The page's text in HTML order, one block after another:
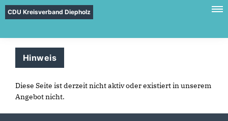
CDU Kreisverband Diepholz
Hinweis
Diese Seite ist derzeit nicht aktiv oder existiert in unserem
Angebot nicht.